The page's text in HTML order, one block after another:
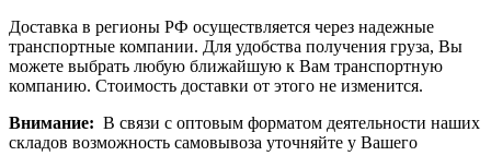
Доставка в регионы РФ осуществляется через надежные
транспортные компании. Для удобства получения груза, Вы
можете выбрать любую ближайшую к Вам транспортную
компанию. Стоимость доставки от этого не изменится.
Внимание: В связи с оптовым форматом деятельности наших
складов возможность самовывоза уточняйте у Вашего